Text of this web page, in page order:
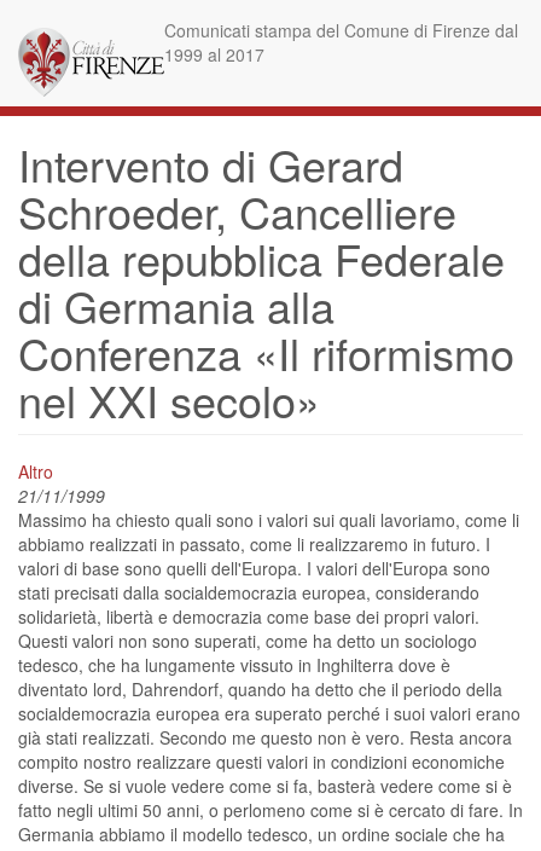
main
content
Comunicati stampa del Comune di Firenze dal
1999 al 2017
Intervento di Gerard
Schroeder, Cancelliere
della repubblica Federale
di Germania alla
Conferenza «Il riformismo
nel XXI secolo»
Altro
21/11/1999
Massimo ha chiesto quali sono i valori sui quali lavoriamo, come li
abbiamo realizzati in passato, come li realizzaremo in futuro. I
valori di base sono quelli dell'Europa. I valori dell'Europa sono
stati precisati dalla socialdemocrazia europea, considerando
solidarietà, libertà e democrazia come base dei propri valori.
Questi valori non sono superati, come ha detto un sociologo
tedesco, che ha lungamente vissuto in Inghilterra dove è
diventato lord, Dahrendorf, quando ha detto che il periodo della
socialdemocrazia europea era superato perché i suoi valori erano
già stati realizzati. Secondo me questo non è vero. Resta ancora
compito nostro realizzare questi valori in condizioni economiche
diverse. Se si vuole vedere come si fa, basterà vedere come si è
fatto negli ultimi 50 anni, o perlomeno come si è cercato di fare. In
Germania abbiamo il modello tedesco, un ordine sociale che ha